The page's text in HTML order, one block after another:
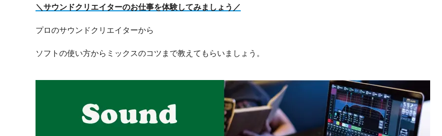
＼サウンドクリエイターのお仕事を体験してみましょう／
プロのサウンドクリエイターから
ソフトの使い方からミックスのコツまで教えてもらいましょう。